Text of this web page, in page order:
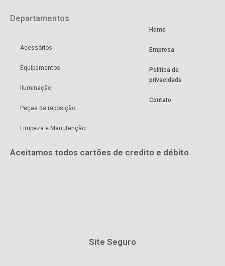
Departamentos
Acessórios
Equipamentos
Iluminação
Peças de reposição
Limpeza e Manutenção
Home
Empresa
Política de
privacidade
Contato
Aceitamos todos cartões de credito e débito
Site Seguro